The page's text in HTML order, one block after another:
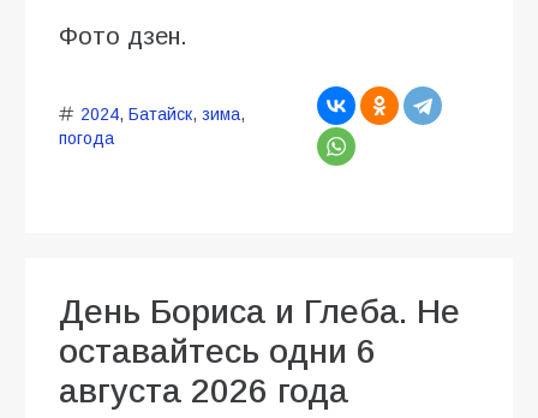
Фото дзен.
2024, Батайск, зима,
погода
День Бориса и Глеба. Не
оставайтесь одни 6
августа 2026 года